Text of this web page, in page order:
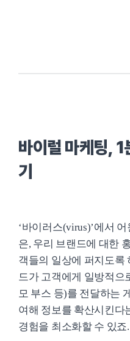
바이럴 마케팅, 1
기
‘바이러스(virus)’에서
은, 우리 브랜드에 대한
객들의 일상에 퍼지도록
드가 고객에게 일방적으
모 부스 등)를 전달하는
여해 정보를 확산시킨다
경험을 최소화할 수 있죠.